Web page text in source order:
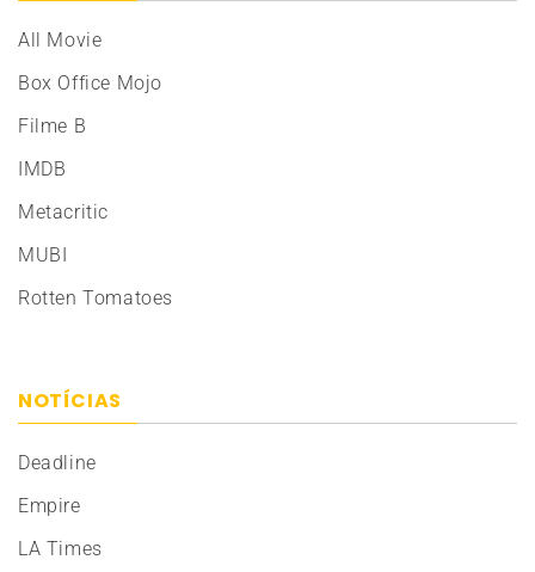
All Movie
Box Office Mojo
Filme B
IMDB
Metacritic
MUBI
Rotten Tomatoes
NOTÍCIAS
Deadline
Empire
LA Times